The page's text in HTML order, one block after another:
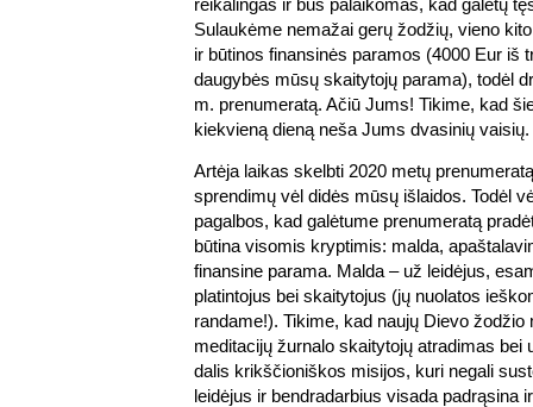
Sulaukėme nemažai gerų žodžių, vieno
ir būtinos finansinės paramos (4000 Eur iš
daugybės mūsų skaitytojų parama), todėl
m. prenumeratą. Ačiū Jums! Tikime, kad
kiekvieną dieną neša Jums dvasinių vaisių.
Artėja laikas skelbti 2020 metų
sprendimų vėl didės mūsų išlaidos. Todėl
pagalbos, kad galėtume prenumeratą
būtina visomis kryptimis: malda,
finansine parama. Malda – už leidėjus,
platintojus bei skaitytojus (jų nuolatos
randame!). Tikime, kad naujų Dievo žodžio
meditacijų žurnalo skaitytojų atradimas bei
dalis krikščioniškos misijos, kuri negali
leidėjus ir bendradarbius visada padrąsina